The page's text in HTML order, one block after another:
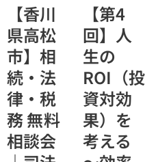
【香川
県高松
市】相
続・法
律・税
務 無料
相談会
【第4
回】人
生の
ROI（投
資対効
果）を
考える